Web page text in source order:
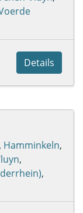
Details
, Hamminkeln,
,
,